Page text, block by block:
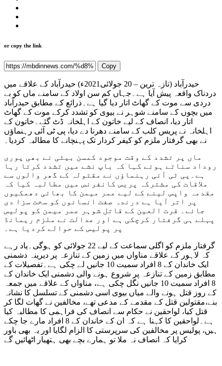
or copy the link
Copy
حیدرآباد (تازہ ترین – 20 جولائی2021ء) حیدرآباد کے علاقے میں
دردناک واقعہ پیش آیا ہے۔جہاں کم سن اولاد کے سامنے ماں کو بے
دردی سے موت کے گھاٹ اتار دیا گیا ہے۔ذرائع کے مطابق حیدرآباد
میں بچوں کے سامنے شوہر نے بیوی کو تشدد کرکے موت کے گھاٹ
اتار دیا، انصاف کے لیے خاتون کے اہلخانہ ڈٹ گئے۔خاتون کے
اہلخانہ نے پریس کلب کے سامنے دھرنا دے دیا، پی ٹی آئی رہنماؤں
نے بھی گرفتار ملزم کو کیفر کردار تک پہنچانے کا مطالبہ کردیا۔
ماں پر تشدد کے وقت موجود کمسن بیٹی نے بھی پوری
روداد سناتے ہوئے کہا کہ باپ نشے میں تشدد کرتا رہا
ہے۔پی ٹی آئی رہنماؤں نے مقتولہ کے گھر والوں سے
ملاقات کی مشترکہ پریس کانفرنس میں مطالبہ کیا کہ
مقدمہ واپس لینے کے لیے عمر میمن کا بھائی دھمکیوں
پر اتر آیا ہے درندہ صفت انسانوں کو سخت سزا دی
جائے۔ قرت العین کے قاتل شوہر عمر میمن کو پولیس
پہلے ہی گرفتار کرچکی ہے اور عدالت نے ملزم ریمانڈ
پر پولیس کے حوالے کردیا ہے۔
گرفتار ملزم کو اگلی سماعت کے لیے 22 جولائی کو ہوگی۔یاد رہے
کہ لاہور کے علاقے مناواں میں زمین کے تنازعہ پر دیرینہ دشمنی
ایک خاندان کے 8 افراد سمیت 10 جانیں لے چکی ہے۔تفصیلات کے
مطابق زمین کے تنازعہ پر شروع ہونے والی دشمنی ایک خاندان کے
8 افراد سمیت 10 جانیں نگل چکی ہے، مناواں کے علاقے میں جمعہ
کے روز قتل ہونے والے میاں بیوی اسی دشمنی کے تسلسل کا نشانہ
بنے،مقتولین قتل کے مقدمے کے مدعی تھے، مخالفین نے گھات لگا کر
قتل کیا، لواحقین نے حکام سے انصاف کی فراہمی کا مطالبہ کیا
ہے۔لواحقین کا کہنا ہے کہ ان کے خاندان کے 8 افراد مارے جا چکے
ہیں، پولیس پر مخالفین کی سرپرستی کا الزام لگایا اور یہ بھی باور
کرایا کہ انصاف نہ ملا تو ہمارے بچے بھی ہتھیار اٹھائیں گے